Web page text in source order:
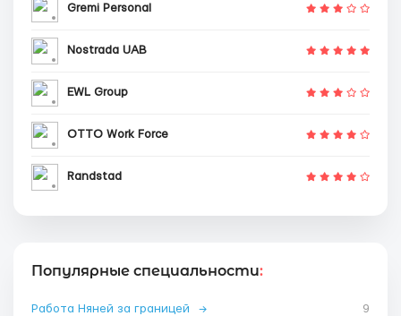
Gremi Personal
Nostrada UAB
EWL Group
OTTO Work Force
Randstad
Популярные специальности:
Работа Няней за границей → 9